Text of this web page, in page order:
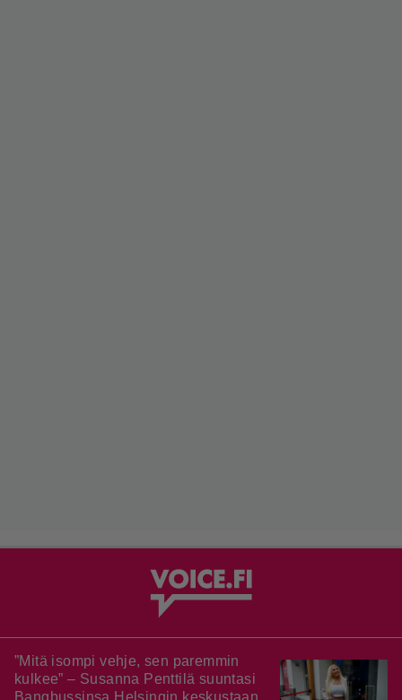
”Mitä isompi vehje, sen paremmin
kulkee” – Susanna Penttilä suuntasi
Bangbussinsa Helsingin keskustaan